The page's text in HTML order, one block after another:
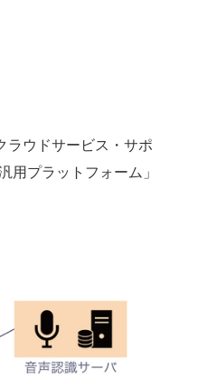
ラウドサービス・サポ
用プラットフォーム」